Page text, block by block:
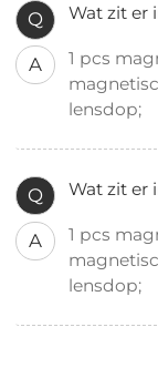
Q Wat zit er
A
1 pcs
lensdop;
Q Wat zit er
A
1 pcs
lensdop;